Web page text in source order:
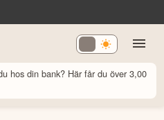
hos din bank? Här får du över 3,00